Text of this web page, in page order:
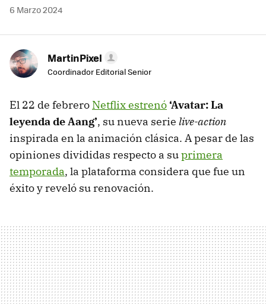
6 Marzo 2024
MartinPixel
Coordinador Editorial Senior
El 22 de febrero Netflix estrenó‘Avatar: La
leyenda de Aang’, su nueva serie live-action
inspirada en la animación clásica. A pesar de las
opiniones divididas respecto a suprimera
temporada, la plataforma considera que fue un
éxito y reveló su renovación.